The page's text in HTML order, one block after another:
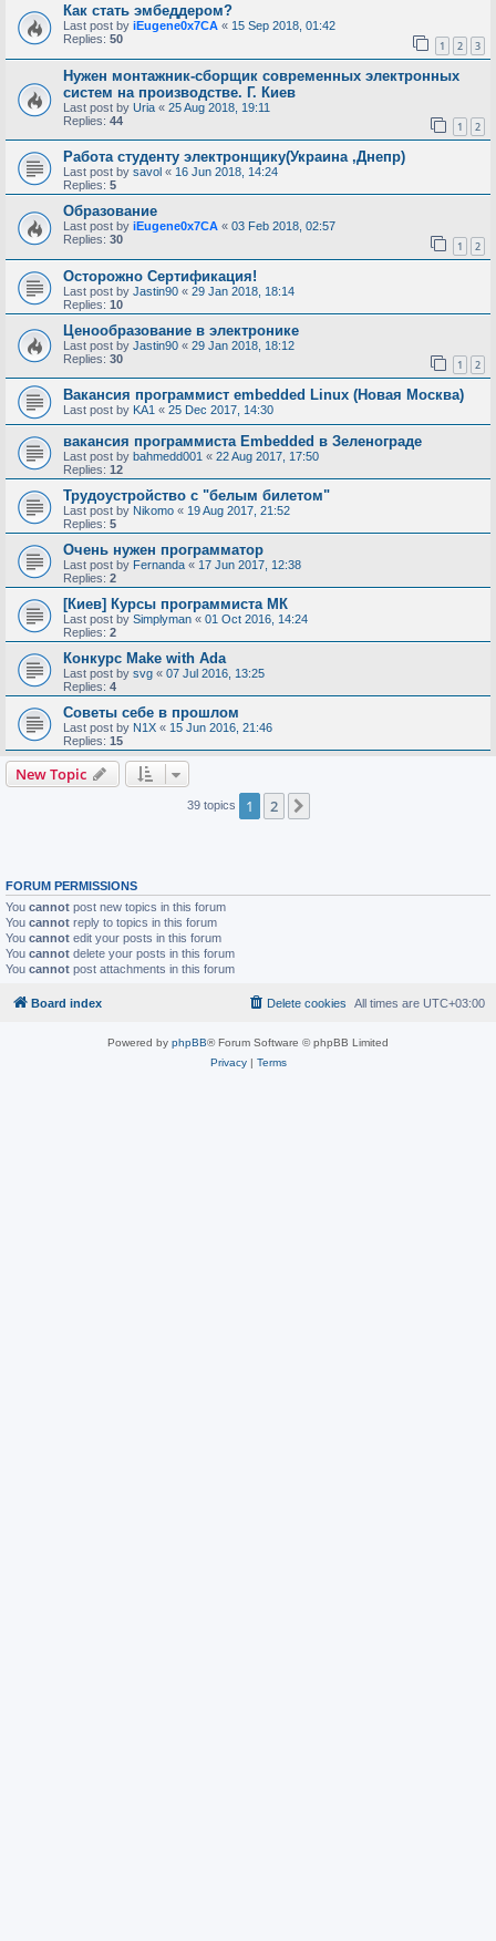
Как стать эмбеддером?
Last post by iEugene0x7CA « 15 Sep 2018, 01:42
Replies: 50 1 2 3
Нужен монтажник-сборщик современных электронных
систем на производстве. Г. Киев
Last post by Uria « 25 Aug 2018, 19:11
Replies: 44 1 2
Работа студенту электронщику(Украина ,Днепр)
Last post by savol « 16 Jun 2018, 14:24
Replies: 5
Образование
Last post by iEugene0x7CA « 03 Feb 2018, 02:57
Replies: 30 1 2
Осторожно Сертификация!
Last post by Jastin90 « 29 Jan 2018, 18:14
Replies: 10
Ценообразование в электронике
Last post by Jastin90 « 29 Jan 2018, 18:12
Replies: 30 1 2
Вакансия программист embedded Linux (Новая Москва)
Last post by KA1 « 25 Dec 2017, 14:30
вакансия программиста Embedded в Зеленограде
Last post by bahmedd001 « 22 Aug 2017, 17:50
Replies: 12
Трудоустройство с "белым билетом"
Last post by Nikomo « 19 Aug 2017, 21:52
Replies: 5
Очень нужен программатор
Last post by Fernanda « 17 Jun 2017, 12:38
Replies: 2
[Киев] Курсы программиста МК
Last post by Simplyman « 01 Oct 2016, 14:24
Replies: 2
Конкурс Make with Ada
Last post by svg « 07 Jul 2016, 13:25
Replies: 4
Советы себе в прошлом
Last post by N1X « 15 Jun 2016, 21:46
Replies: 15
New Topic
39 topics 1 2
FORUM PERMISSIONS
You cannot post new topics in this forum
You cannot reply to topics in this forum
You cannot edit your posts in this forum
You cannot delete your posts in this forum
You cannot post attachments in this forum
Board index All times are UTC+03:00
Delete cookies
Powered by phpBB® Forum Software © phpBB Limited
Privacy| Terms